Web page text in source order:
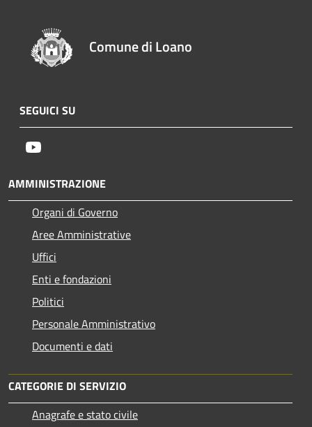
Comune di Loano
SEGUICI SU
AMMINISTRAZIONE
Organi di Governo
Aree Amministrative
Uffici
Enti e fondazioni
Politici
Personale Amministrativo
Documenti e dati
CATEGORIE DI SERVIZIO
Anagrafe e stato civile